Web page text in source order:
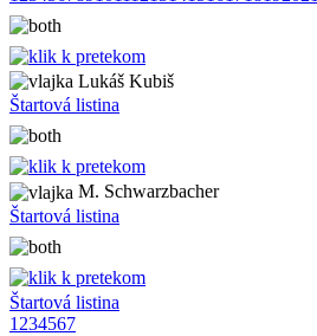
Lukáš Kubiš
Štartová listina
M. Schwarzbacher
Štartová listina
Štartová listina
1 234567